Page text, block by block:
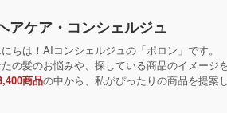
アケア・コンシェルジュ
にちは！AIコンシェルジュの「ポロン」です。
の髪のお悩みや、探している商品のイメージ
商品の中から、私がぴったりの商品を提案